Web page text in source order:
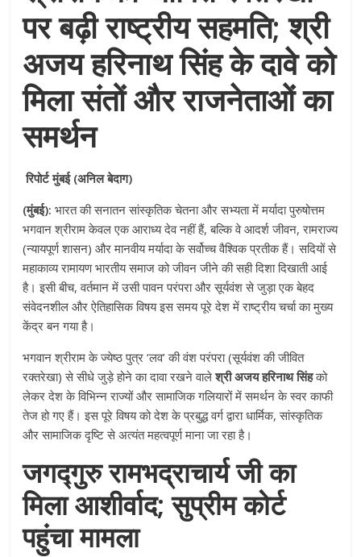
पर बढ़ी राष्ट्रीय सहमति; श्री
अजय हरिनाथ सिंह के दावे को
मिला संतों और राजनेताओं का
समर्थन
रिपोर्ट मुंबई (अनिल बेदाग)
(मुंबई): भारत की सनातन सांस्कृतिक चेतना और सभ्यता में मर्यादा पुरुषोत्तम
भगवान श्रीराम केवल एक आराध्य देव नहीं हैं, बल्कि वे आदर्श जीवन, रामराज्य
(न्यायपूर्ण शासन) और मानवीय मर्यादा के सर्वोच्च वैश्विक प्रतीक हैं। सदियों से
महाकाव्य रामायण भारतीय समाज को जीवन जीने की सही दिशा दिखाती आई
है। इसी बीच, वर्तमान में उसी पावन परंपरा और सूर्यवंश से जुड़ा एक बेहद
संवेदनशील और ऐतिहासिक विषय इस समय पूरे देश में राष्ट्रीय चर्चा का मुख्य
केंद्र बन गया है।
भगवान श्रीराम के ज्येष्ठ पुत्र ‘लव’ की वंश परंपरा (सूर्यवंश की जीवित
रक्तरेखा) से सीधे जुड़े होने का दावा रखने वालेश्री अजय हरिनाथ सिंहको
लेकर देश के विभिन्न राज्यों और सामाजिक गलियारों में समर्थन के स्वर काफी
तेज हो गए हैं। इस पूरे विषय को देश के प्रबुद्ध वर्ग द्वारा धार्मिक, सांस्कृतिक
और सामाजिक दृष्टि से अत्यंत महत्वपूर्ण माना जा रहा है।
जगद्गुरु रामभद्राचार्य जी का
मिला आशीर्वाद; सुप्रीम कोर्ट
पहुंचा मामला